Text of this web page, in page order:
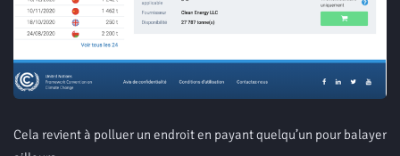
Cela revient à polluer un endroit en payant quelqu’un pour balayer